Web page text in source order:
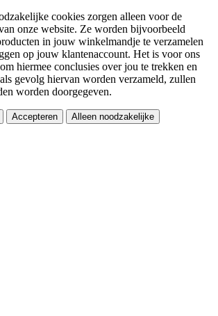
cookies zorgen alleen voor de
onze website. Ze worden bijvoorbeeld
in jouw winkelmandje te verzamelen
op jouw klantenaccount. Het is voor ons
hiermee conclusies over jou te trekken en
gevolg hiervan worden verzameld, zullen
worden doorgegeven.
Accepteren Alleen noodzakelijke